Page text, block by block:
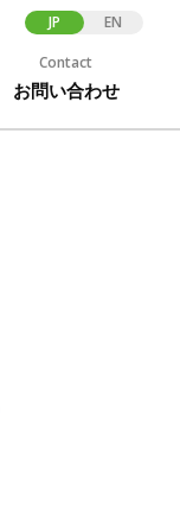
Contact
お問い合わせ
JP EN